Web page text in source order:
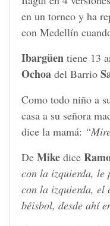
en un torneo y ha
con Medellín
Ibargüen tiene 13
Ochoa del Barrio
Como todo niño a
casa a su señora
dice la mamá:
De Mike dice
con la izquierda, le
con la izquierda, el
béisbol, desde ahí